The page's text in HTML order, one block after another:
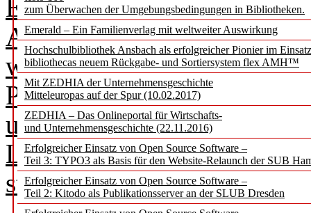
zum Überwachen der Umgebungsbedingungen in Bibliotheken.
Emerald – Ein Familienverlag mit weltweiter Auswirkung
Hochschulbibliothek Ansbach als erfolgreicher Pionier im
bibliothecas neuem Rückgabe- und Sortiersystem flex AMH™
Mit ZEDHIA der Unternehmensgeschichte
Mitteleuropas auf der Spur (10.02.2017)
ZEDHIA – Das Onlineportal für Wirtschafts-
und Unternehmensgeschichte (22.11.2016)
Erfolgreicher Einsatz von Open Source Software –
Teil 3: TYPO3 als Basis für den Website-Relaunch der SUB
Erfolgreicher Einsatz von Open Source Software –
Teil 2: Kitodo als Publikationsserver an der SLUB Dresden
Erfassung, Analyse und
Aktivitäten. Sie
wissenschaftliche
Personen und
unverzichtbar für die
Leistungsbewertung durch
staatliche Institutionen.